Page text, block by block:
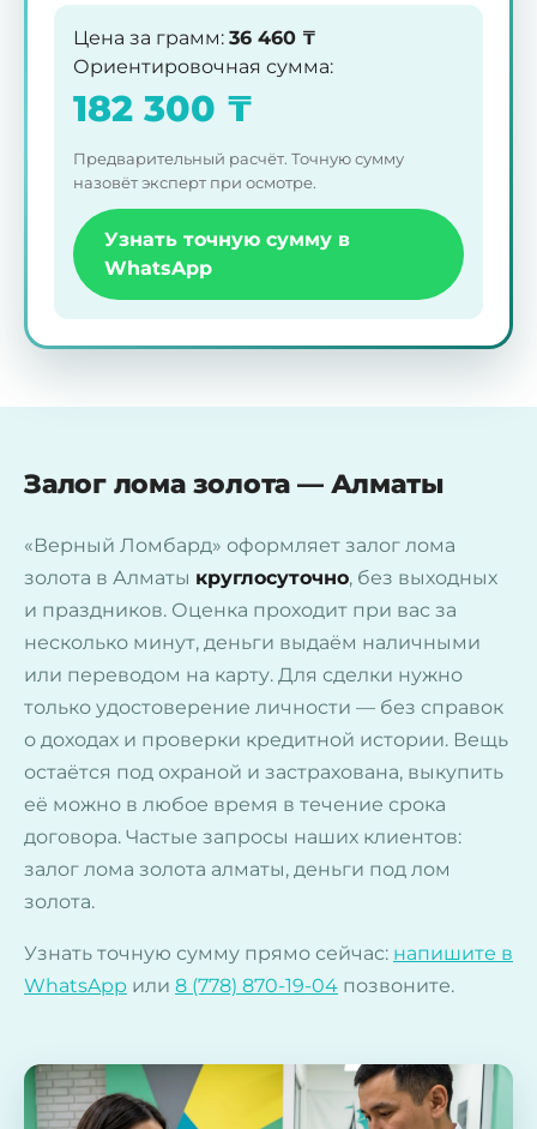
Цена за грамм: 36 460 ₸
Ориентировочная сумма:
182 300 ₸
Предварительный расчёт. Точную сумму
назовёт эксперт при осмотре.
Узнать точную сумму в
WhatsApp
Залог лома золота — Алматы
«Верный Ломбард» оформляет залог лома
золота в Алматы круглосуточно, без выходных
и праздников. Оценка проходит при вас за
несколько минут, деньги выдаём наличными
или переводом на карту. Для сделки нужно
только удостоверение личности — без справок
о доходах и проверки кредитной истории. Вещь
остаётся под охраной и застрахована, выкупить
её можно в любое время в течение срока
договора. Частые запросы наших клиентов:
залог лома золота алматы, деньги под лом
золота.
Узнать точную сумму прямо сейчас: напишите в
WhatsApp или 8 (778) 870-19-04 позвоните.